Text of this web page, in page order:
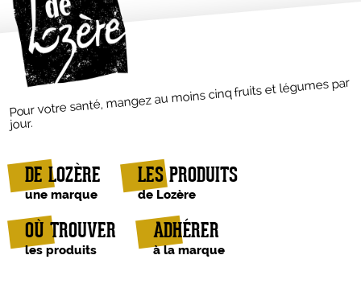
Pour votre santé, mangez au moins cinq fruits et légumes par
jour.
DE LOZÈRE
une marque
LES PRODUITS
de Lozère
OÙ TROUVER
les produits
ADHÉRER
à la marque